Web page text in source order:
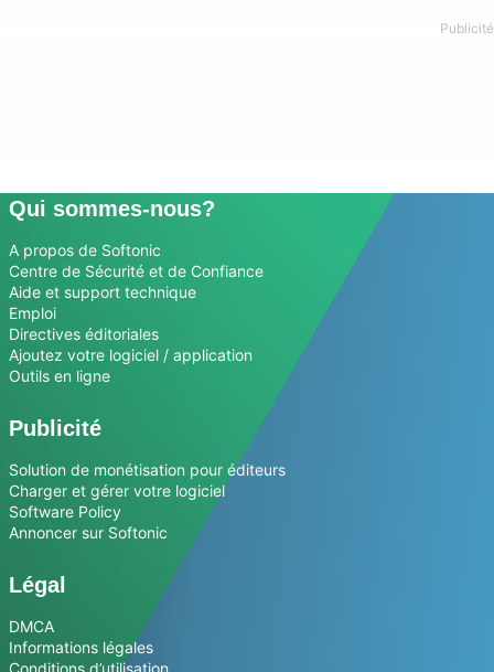
Qui sommes-nous?
A propos de Softonic
Centre de Sécurité et de Confiance
Aide et support technique
Emploi
Directives éditoriales
Ajoutez votre logiciel / application
Outils en ligne
Publicité
Solution de monétisation pour éditeurs
Charger et gérer votre logiciel
Software Policy
Annoncer sur Softonic
Légal
DMCA
Informations légales
Conditions d’utilisation